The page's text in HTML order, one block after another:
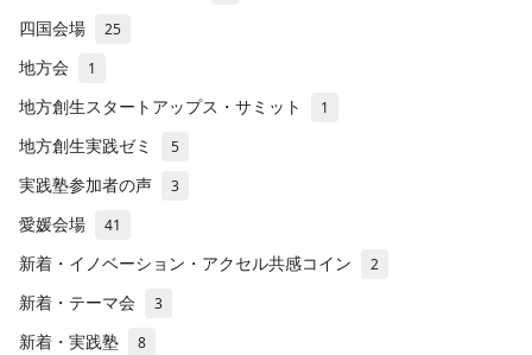
四国会場 25
地方会 1
地方創生スタートアップス・サミット 1
地方創生実践ゼミ 5
実践塾参加者の声 3
愛媛会場 41
新着・イノベーション・アクセル共感コイン 2
新着・テーマ会 3
新着・実践塾 8